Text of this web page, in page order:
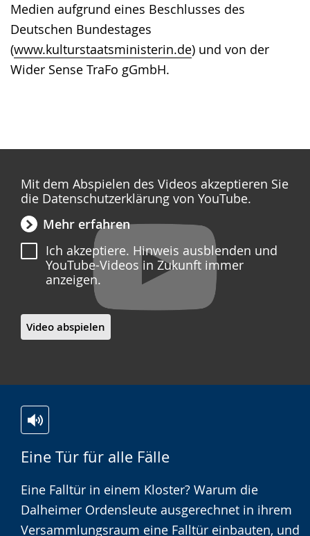
Medien aufgrund eines Beschlusses des
Deutschen Bundestages
(www.kulturstaatsministerin.de) und von der
Wider Sense TraFo gGmbH.
Mit dem Abspielen des Videos akzeptieren Sie
die Datenschutzerklärung von YouTube.
Mehr erfahren
Ich akzeptiere. Hinweis ausblenden und
YouTube-Videos in Zukunft immer
anzeigen.
Video abspielen
Eine Tür für alle Fälle
Leichten
Sprache
wechseln.
Audio-
Unterstützung.
Video
in
Deutscher
Gebärdensprache
Eine Falltür in einem Kloster? Warum die
Dalheimer Ordensleute ausgerechnet in ihrem
Versammlungsraum eine Falltür einbauten, und